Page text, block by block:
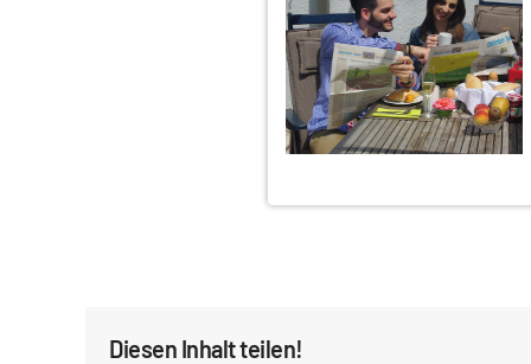
Diesen Inhalt teilen!